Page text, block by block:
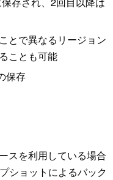
とで異なるリージョン
ことも可能
保存
スを利用している場合
ショットによるバック